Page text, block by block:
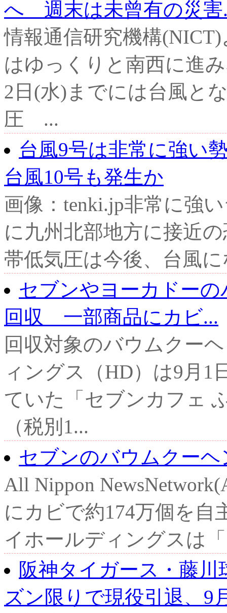
へ 週末は未曾有の災害
情報通信研究機構
はゆっくりと南西に進
2日(水)までには台風と
圧 ...
台風9号は非常に強い
台風10号も発生か
画像：tenki.jp非常に強
に九州北部地方に接近
帯低気圧は今後、台風
セブンやヨーカドー
回収 一部商品にカビ...
回収対象のバウムクー
ィングス（HD）は9月1
ていた「セブンカフェ
（税別1...
セブンのバウムクー
All Nippon
にカビで約174万個を
イホールディングスは
阪神タイガース・藤
ズン限りで現役引退、9